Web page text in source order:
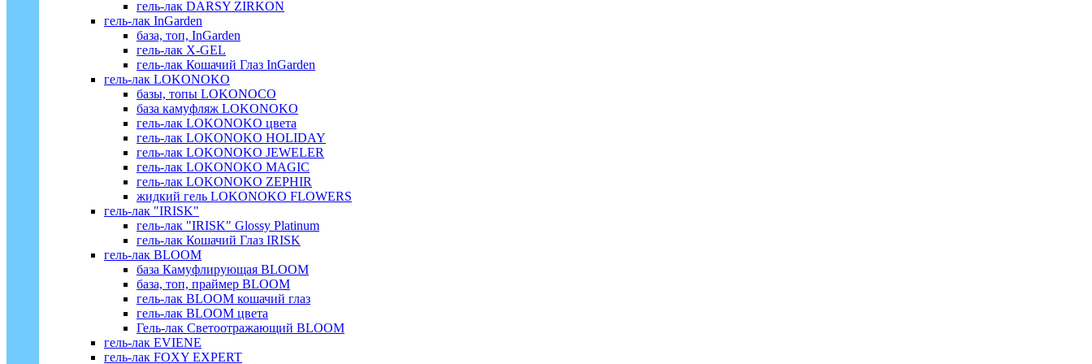
гель-лак DARSY ZIRKON
гель-лак InGarden
база, топ, InGarden
гель-лак X-GEL
гель-лак Кошачий Глаз InGarden
гель-лак LOKONOKO
базы, топы LOKONOCO
база камуфляж LOKONOKO
гель-лак LOKONOKO цвета
гель-лак LOKONOKO HOLIDAY
гель-лак LOKONOKO JEWELER
гель-лак LOKONOKO MAGIC
гель-лак LOKONOKO ZEPHIR
жидкий гель LOKONOKO FLOWERS
гель-лак "IRISK"
гель-лак "IRISK" Glossy Platinum
гель-лак Кошачий Глаз IRISK
гель-лак BLOOM
база Камуфлирующая BLOOM
база, топ, праймер BLOOM
гель-лак BLOOM кошачий глаз
гель-лак BLOOM цвета
Гель-лак Светоотражающий BLOOM
гель-лак EVIENE
гель-лак FOXY EXPERT